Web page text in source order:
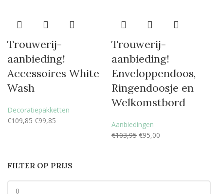
FILTER OP PRIJS
Trouwerij-
aanbieding!
Accessoires White
Wash
Decoratiepakketten
€109,85 €99,85
Trouwerij-
aanbieding!
Enveloppendoos,
Ringendoosje en
Welkomstbord
Aanbiedingen
€103,95 €95,00